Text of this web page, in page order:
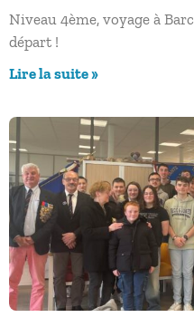
Niveau 4ème, voyage à
départ !
Lire la suite »